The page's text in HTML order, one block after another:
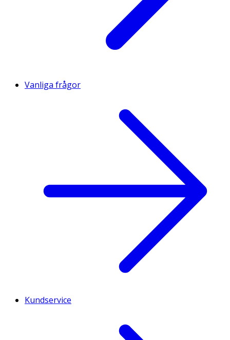
Vanliga frågor
Kundservice